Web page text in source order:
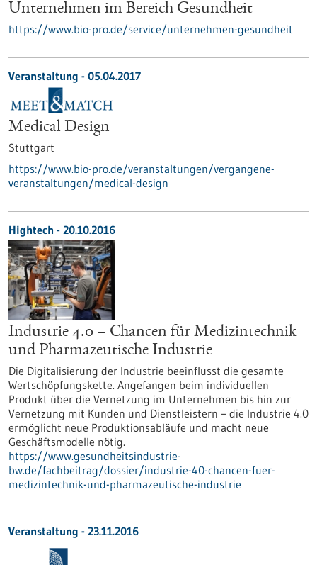
Unternehmen im Bereich Gesundheit
https://www.bio-pro.de/service/unternehmen-gesundheit
Veranstaltung - 05.04.2017
Medical Design
Stuttgart
https://www.bio-pro.de/veranstaltungen/vergangene-
veranstaltungen/medical-design
Hightech - 20.10.2016
Industrie 4.0 – Chancen für Medizintechnik
und Pharmazeutische Industrie
Die Digitalisierung der Industrie beeinflusst die gesamte
Wertschöpfungskette. Angefangen beim individuellen
Produkt über die Vernetzung im Unternehmen bis hin zur
Vernetzung mit Kunden und Dienstleistern – die Industrie 4.0
ermöglicht neue Produktionsabläufe und macht neue
Geschäftsmodelle nötig.
https://www.gesundheitsindustrie-
bw.de/fachbeitrag/dossier/industrie-40-chancen-fuer-
medizintechnik-und-pharmazeutische-industrie
Veranstaltung - 23.11.2016